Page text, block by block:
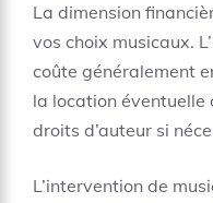
La dimension
vos choix musicaux.
coûte généralement
la location éventuelle
droits d’auteur si
L’intervention de